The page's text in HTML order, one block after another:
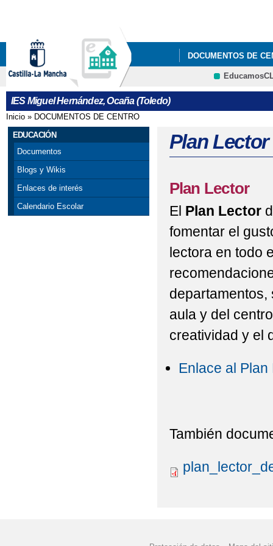
DOCUMENTOS DE
GESTIÓN DE
IES Miguel Hernández, Ocaña (Toledo)
Se encuentra usted aquí
Inicio » DOCUMENTOS DE CENTRO
EDUCACIÓN
Documentos
Blogs y Wikis
Enlaces de interés
Calendario Escolar
Plan Lector
Plan Lector
El Plan Lector
fomentar el
lectora en todo
departamentos,
aula y del
creatividad y el
Enlace al
También